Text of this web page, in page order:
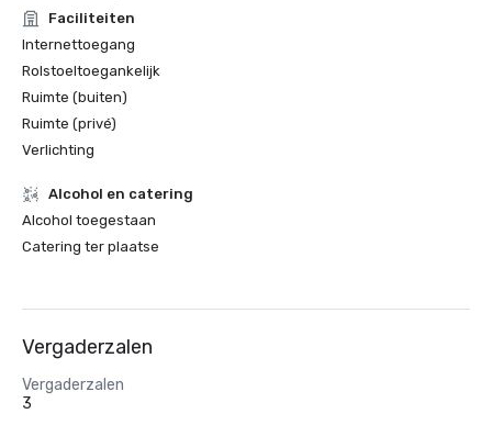
Faciliteiten
Internettoegang
Rolstoeltoegankelijk
Ruimte (buiten)
Ruimte (privé)
Verlichting
Alcohol en catering
Alcohol toegestaan
Catering ter plaatse
Vergaderzalen
Vergaderzalen
3